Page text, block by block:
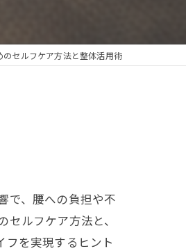
セルフケア方法と整体活用術
で、腰への負担や不
ルフケア方法と、
を実現するヒント